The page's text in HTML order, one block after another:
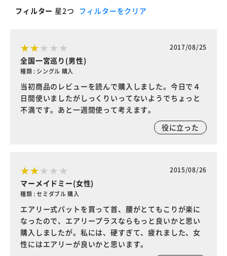
フィルター 星2つ フィルターをクリア
2017/08/25
全国一宮巡り(男性)
種類 : シングル 購入
当初商品のレビューを読んで購入しました。今日で４
日間使いましたがしっくりいってないようでちょっと
不満です。あと一週間使って考えます。
役に立った
2015/08/26
マーメイドミー(女性)
種類 : セミダブル 購入
エアリー式パットを買って首、腰がとてもこりが楽に
なったので、エアリープラスならもっと良いかと思い
購入しましたが。私には、硬すぎて、疲れました、女
性にはエアリーが良いかと思います。